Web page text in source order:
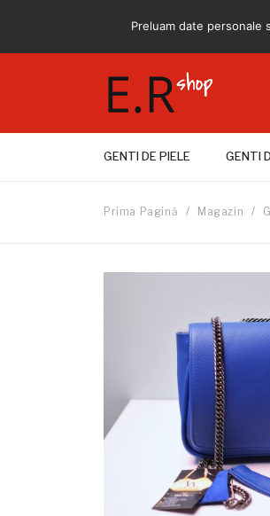
GENTI DE PIELE GENTI
Prima Pagină / Magazin /
Preluam date personale